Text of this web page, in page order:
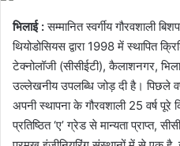
भिलाई :सम्मानित स्वर्गीय गौरवशाली
थियोडोसियस द्वारा 1998 में स्थापित
टेक्नोलॉजी (सीसीईटी), कैलाशनगर,
उल्लेखनीय उपलब्धि जोड़ दी है। पिछले
अपनी स्थापना के गौरवशाली 25 वर्ष पूरे
प्रतिष्ठित ‘ए’ ग्रेड से मान्यता प्राप्त,